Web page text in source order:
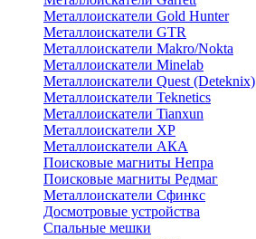
Металлоискатели Gold Hunter
Металлоискатели GTR
Металлоискатели Makro/Nokta
Металлоискатели Minelab
Металлоискатели Quest (Deteknix)
Металлоискатели Teknetics
Металлоискатели Tianxun
Металлоискатели XP
Металлоискатели АКА
Поисковые магниты Непра
Поисковые магниты Редмаг
Металлоискатели Сфинкс
Досмотровые устройства
Спальные мешки